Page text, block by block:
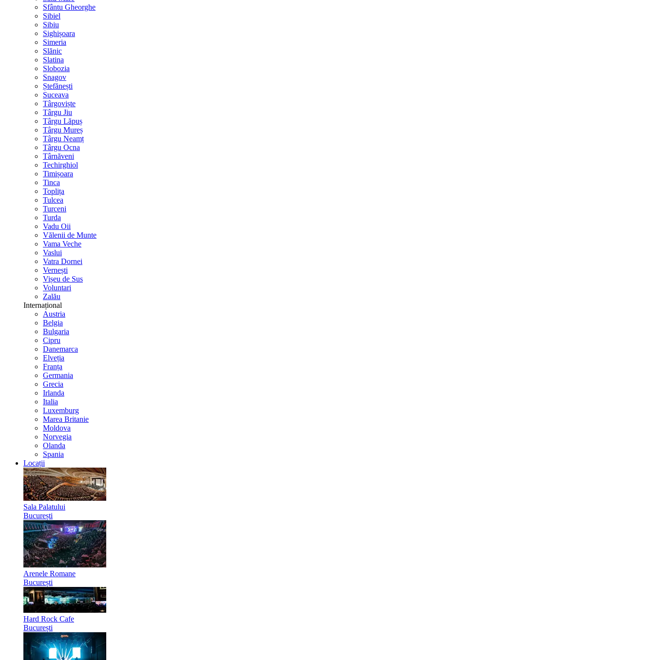
Sfântu Gheorghe
Sibiel
Sibiu
Sighișoara
Simeria
Slănic
Slatina
Slobozia
Snagov
Ștefănești
Suceava
Târgoviște
Târgu Jiu
Târgu Lăpuș
Târgu Mureș
Târgu Neamț
Târgu Ocna
Târnăveni
Techirghiol
Timișoara
Tinca
Toplița
Tulcea
Turceni
Turda
Vadu Oii
Vălenii de Munte
Vama Veche
Vaslui
Vatra Dornei
Vernești
Vișeu de Sus
Voluntari
Zalău
Internațional
Austria
Belgia
Bulgaria
Cipru
Danemarca
Elveția
Franța
Germania
Grecia
Irlanda
Italia
Luxemburg
Marea Britanie
Moldova
Norvegia
Olanda
Spania
Locații
Sala Palatului
București
Arenele Romane
București
Hard Rock Cafe
București